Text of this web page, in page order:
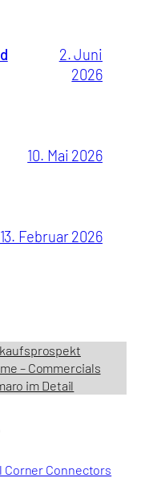
2. Juni
2026
10. Mai 2026
13. Februar 2026
– Commercials
im Detail
Corner Connectors